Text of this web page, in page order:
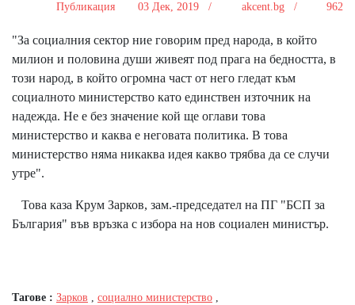
Публикация 03 Дек, 2019 / akcent.bg / 962
"За социалния сектор ние говорим пред народа, в който
милион и половина души живеят под прага на бедността, в
този народ, в който огромна част от него гледат към
социалното министерство като единствен източник на
надежда. Не е без значение кой ще оглави това
министерство и каква е неговата политика. В това
министерство няма никаква идея какво трябва да се случи
утре".
Това каза Крум Зарков, зам.-председател на ПГ "БСП за
България" във връзка с избора на нов социален министър.
Тагове : Зарков , социално министерство ,